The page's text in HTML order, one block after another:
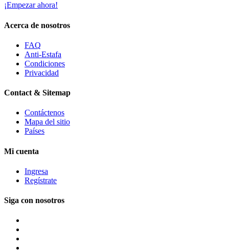
¡Empezar ahora!
Acerca de nosotros
FAQ
Anti-Estafa
Condiciones
Privacidad
Contact & Sitemap
Contáctenos
Mapa del sitio
Países
Mi cuenta
Ingresa
Regístrate
Siga con nosotros